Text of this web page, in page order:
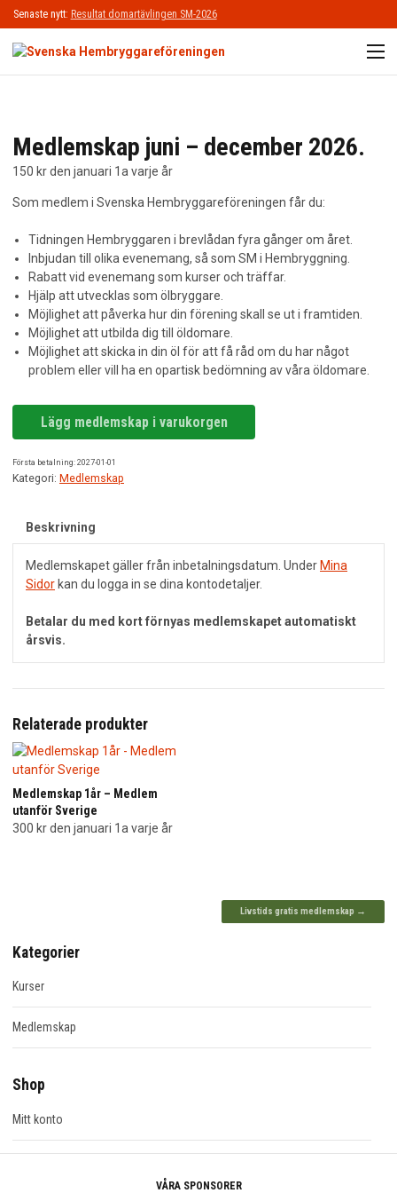
Senaste nytt: Resultat domartävlingen SM-2026
OM SHBF
BLI MEDLEM
KURSER
NYHETER
KALENDARIUM
MINA SIDOR
KONTAKT
Medlemskap juni – december 2026.
150 krden januari 1a varje år
Som medlem i Svenska Hembryggareföreningen får du:
Tidningen Hembryggaren i brevlådan fyra gånger om året.
Inbjudan till olika evenemang, så som SM i Hembryggning.
Rabatt vid evenemang som kurser och träffar.
Hjälp att utvecklas som ölbryggare.
Möjlighet att påverka hur din förening skall se ut i framtiden.
Möjlighet att utbilda dig till öldomare.
Möjlighet att skicka in din öl för att få råd om du har något
problem eller vill ha en opartisk bedömning av våra öldomare.
december
2026.
Lägg medlemskap i varukorgen
Första betalning: 2027-01-01
Kategori: Medlemskap
Beskrivning
Medlemskapet gäller från inbetalningsdatum. UnderMina
Sidorkan du logga in se dina kontodetaljer.
Betalar du med kort förnyas medlemskapet automatiskt
årsvis.
Relaterade produkter
Medlemskap 1år – Medlem
utanför Sverige
300 krden januari 1a varje år
Livstids gratis medlemskap →
Kategorier
Kurser
Medlemskap
Shop
Mitt konto
VÅRA SPONSORER